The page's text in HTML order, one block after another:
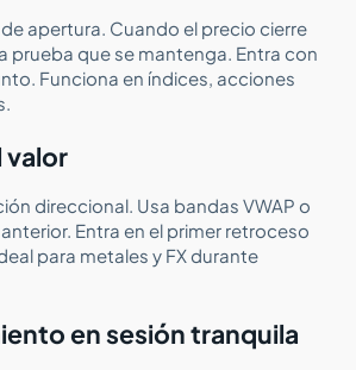
apertura. Cuando el precio cierre
prueba que se mantenga. Entra con
Funciona en índices, acciones
valor
direccional. Usa bandas VWAP o
Entra en el primer retroceso
para metales y FX durante
en sesión tranquila